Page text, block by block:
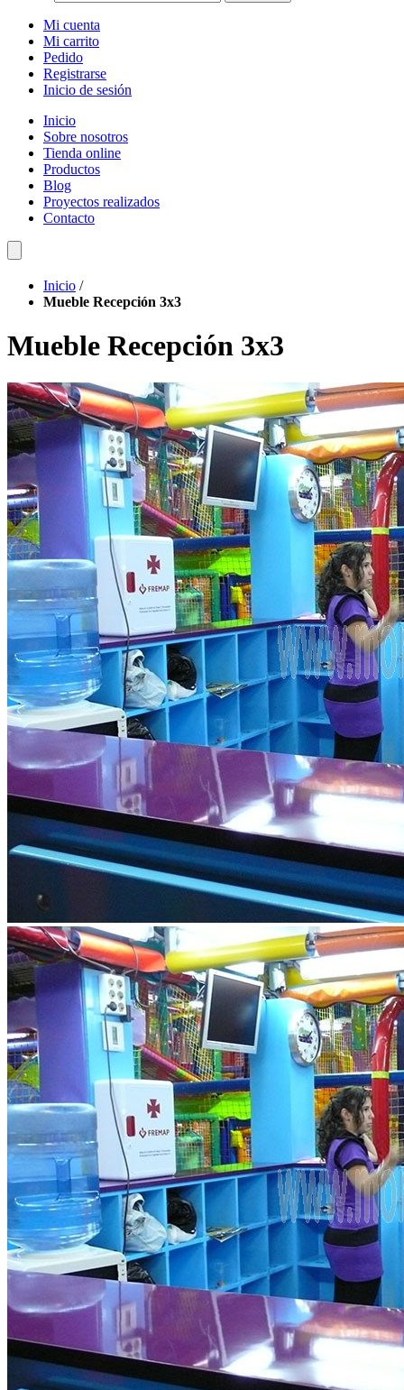
Mi cuenta
Mi carrito
Pedido
Registrarse
Inicio de sesión
Inicio
Sobre nosotros
Tienda online
Productos
Blog
Proyectos realizados
Contacto
Inicio /
Mueble Recepción 3x3
Mueble Recepción 3x3